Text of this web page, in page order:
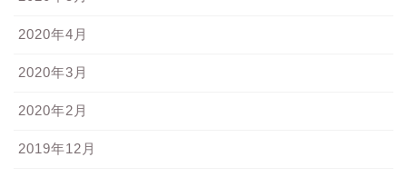
2020年4月
2020年3月
2020年2月
2019年12月